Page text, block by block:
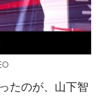
たのが、山下智